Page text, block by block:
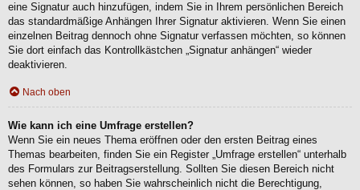
eine Signatur auch hinzufügen, indem Sie in Ihrem persönlichen Bereich
das standardmäßige Anhängen Ihrer Signatur aktivieren. Wenn Sie einen
einzelnen Beitrag dennoch ohne Signatur verfassen möchten, so können
Sie dort einfach das Kontrollkästchen „Signatur anhängen“ wieder
deaktivieren.
Nach oben
Wie kann ich eine Umfrage erstellen?
Wenn Sie ein neues Thema eröffnen oder den ersten Beitrag eines
Themas bearbeiten, finden Sie ein Register „Umfrage erstellen“ unterhalb
des Formulars zur Beitragserstellung. Sollten Sie diesen Bereich nicht
sehen können, so haben Sie wahrscheinlich nicht die Berechtigung,